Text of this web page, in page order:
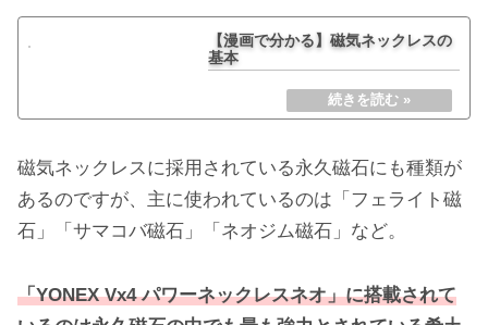
【漫画で分かる】磁気ネックレスの
基本
磁気ネックレスに採用されている永久磁石にも種類が
あるのですが、主に使われているのは「フェライト磁
石」「サマコバ磁石」「ネオジム磁石」など。
「YONEX Vx4 パワーネックレスネオ」に搭載されて